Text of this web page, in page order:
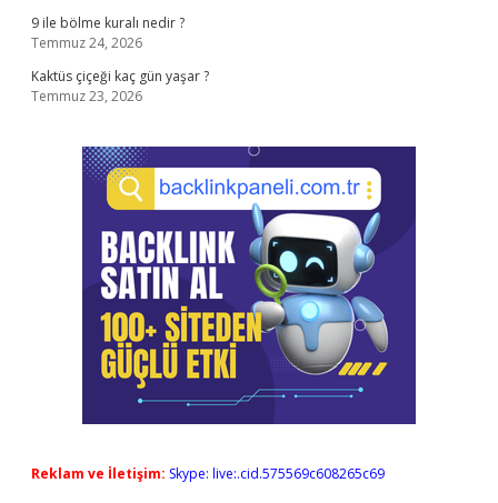
9 ile bölme kuralı nedir ?
Temmuz 24, 2026
Kaktüs çiçeği kaç gün yaşar ?
Temmuz 23, 2026
Reklam ve İletişim: Skype: live:.cid.575569c608265c69